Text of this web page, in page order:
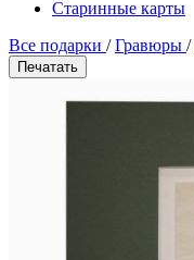
Старинные карты
Все подарки /Гравюры /